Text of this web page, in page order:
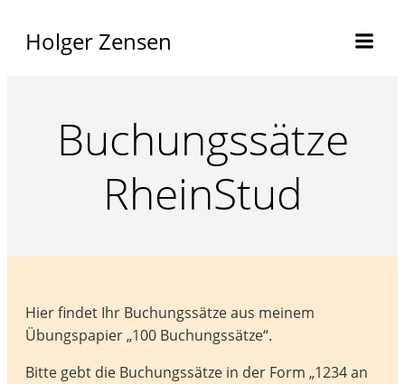
Holger Zensen
Buchungssätze
RheinStud
Hier findet Ihr Buchungssätze aus meinem
Übungspapier „100 Buchungssätze“.
Bitte gebt die Buchungssätze in der Form „1234 an